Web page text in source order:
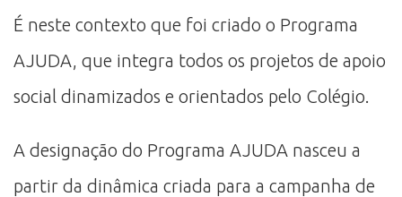
É neste contexto que foi criado o Programa
AJUDA, que integra todos os projetos de apoio
social dinamizados e orientados pelo Colégio.
A designação do Programa AJUDA nasceu a
partir da dinâmica criada para a campanha de